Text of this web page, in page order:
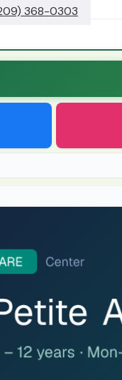
368-0303